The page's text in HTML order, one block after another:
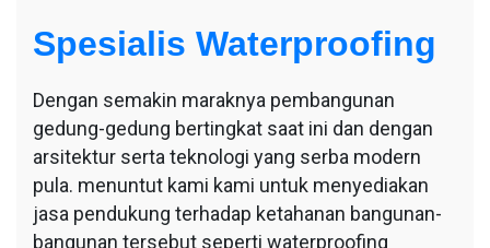
Spesialis Waterproofing
Dengan semakin maraknya pembangunan
gedung-gedung bertingkat saat ini dan dengan
arsitektur serta teknologi yang serba modern
pula. menuntut kami kami untuk menyediakan
jasa pendukung terhadap ketahanan bangunan-
bangunan tersebut seperti waterproofing